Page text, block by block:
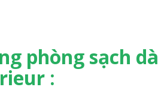
phòng sạch
: